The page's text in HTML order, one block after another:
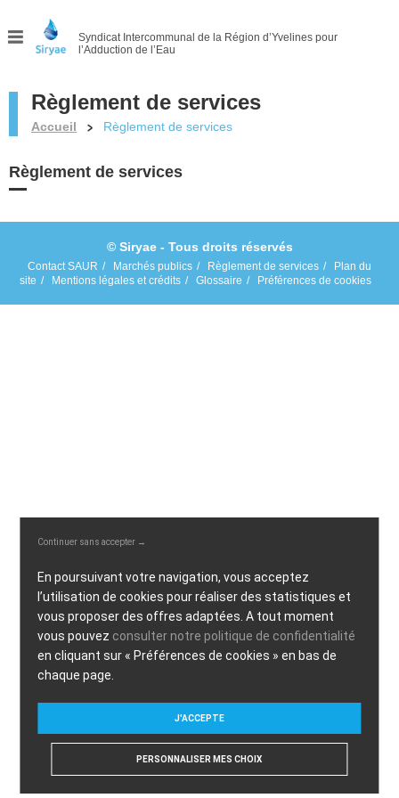
Syndicat Intercommunal de la Région d’Yvelines pour
l’Adduction de l’Eau
Menu
Règlement de services
Accueil Règlement de services
Règlement de services
© Siryae - Tous droits réservés
Contact SAUR Marchés publics Règlement de services
Plan du
site
Mentions légales et crédits Glossaire Préférences de cookies
Continuer sans accepter →
En poursuivant votre navigation, vous acceptez
l’utilisation de cookies pour réaliser des statistiques et
vous proposer des offres adaptées. A tout moment
vous pouvez consulter notre politique de confidentialité
en cliquant sur « Préférences de cookies » en bas de
chaque page.
PERSONNALISER MES CHOIX
J'ACCEPTE